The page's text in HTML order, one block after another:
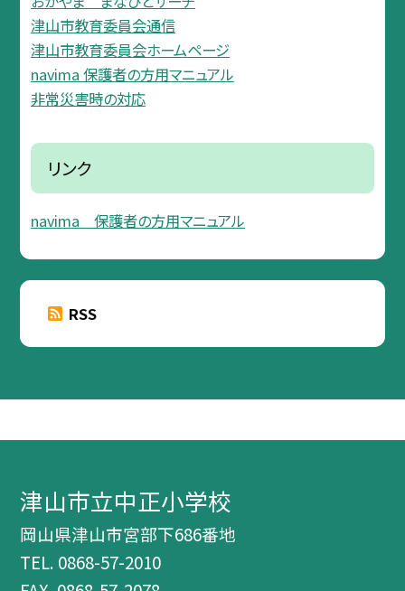
津山市教育委員会通信
津山市教育委員会ホームページ
navima 保護者の方用マニュアル
非常災害時の対応
リンク
navima 保護者の方用マニュアル
RSS
津山市立中正小学校
岡山県津山市宮部下686番地
TEL. 0868-57-2010